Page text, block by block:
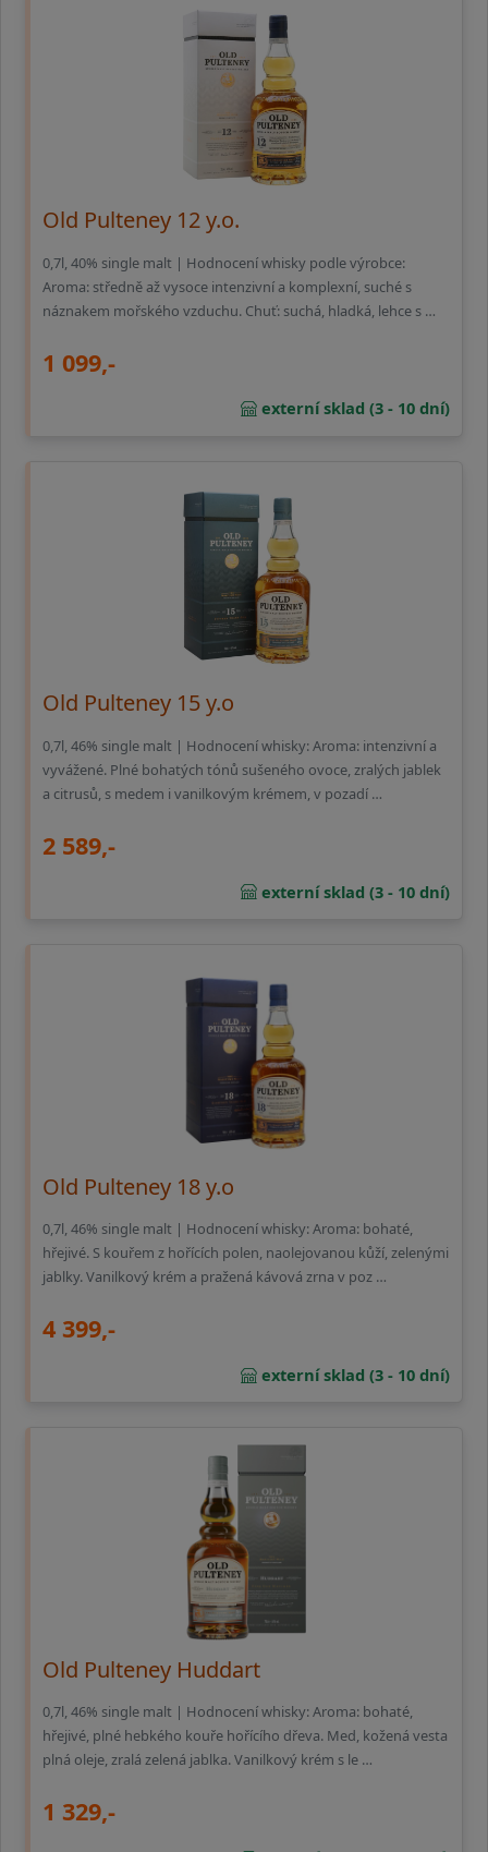
Old Pulteney 12 y.o.
0,7l, 40% single malt | Hodnocení whisky podle výrobce:
Aroma: středně až vysoce intenzivní a komplexní, suché s
náznakem mořského vzduchu. Chuť: suchá, hladká, lehce s …
1 099,-
externí sklad (3 - 10 dní)
Old Pulteney 15 y.o
0,7l, 46% single malt | Hodnocení whisky: Aroma: intenzivní a
vyvážené. Plné bohatých tónů sušeného ovoce, zralých jablek
a citrusů, s medem i vanilkovým krémem, v pozadí …
2 589,-
externí sklad (3 - 10 dní)
Old Pulteney 18 y.o
0,7l, 46% single malt | Hodnocení whisky: Aroma: bohaté,
hřejivé. S kouřem z hořících polen, naolejovanou kůží, zelenými
jablky. Vanilkový krém a pražená kávová zrna v poz …
4 399,-
externí sklad (3 - 10 dní)
Old Pulteney Huddart
0,7l, 46% single malt | Hodnocení whisky: Aroma: bohaté,
hřejivé, plné hebkého kouře hořícího dřeva. Med, kožená vesta
plná oleje, zralá zelená jablka. Vanilkový krém s le …
1 329,-